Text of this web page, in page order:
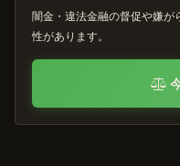
闇金・違法金融の督促や嫌が
性があります。